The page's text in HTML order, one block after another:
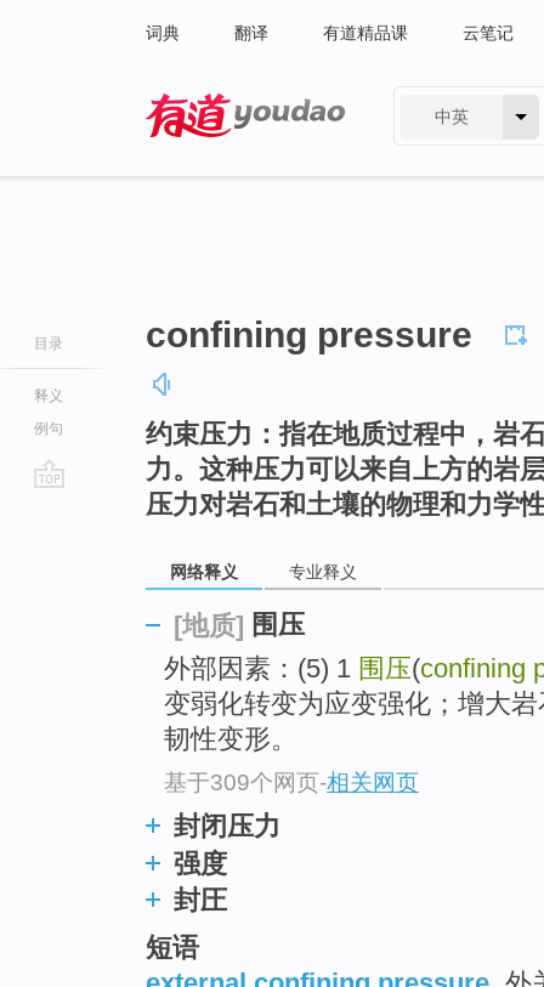
词典 翻译 有道精品课 云笔记
中英
目录
释义
例句
confining pressure
约束压力：指在地质过程中，岩
力。这种压力可以来自上方的岩
压力对岩石和土壤的物理和力学
网络释义 专业释义
[地质] 围压
外部因素：(5) 1 围压(confining
变弱化转变为应变强化；增大
韧性变形。
基于309个网页-相关网页
封闭压力
强度
封圧
短语